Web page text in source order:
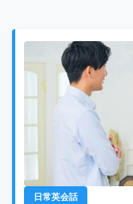
日常英会話